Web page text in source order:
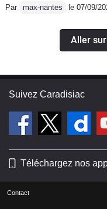
Par max-nantes le 07/09/
Aller
Suivez Caradisiac
Téléchargez nos
Contact